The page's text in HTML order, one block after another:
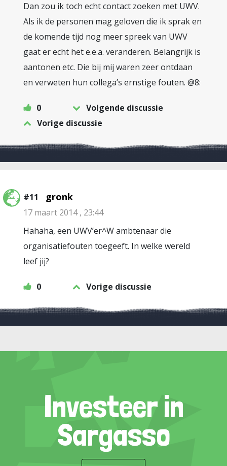
Dan zou ik toch echt contact zoeken met UWV.
Als ik de personen mag geloven die ik sprak en
de komende tijd nog meer spreek van UWV
gaat er echt het e.e.a. veranderen. Belangrijk is
aantonen etc. Die bij mij waren zeer ontdaan
en verweten hun collega’s ernstige fouten. @8:
0
Volgende discussie
Vorige discussie
#11 gronk
17 maart 2014 , 23:44
Hahaha, een UWV’er^W ambtenaar die
organisatiefouten toegeeft. In welke wereld
leef jij?
0 Vorige discussie
Investeer in
Sargasso